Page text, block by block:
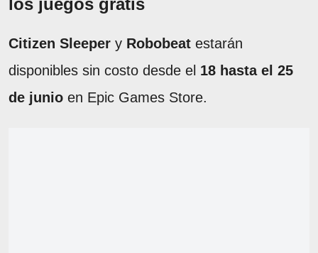
Citizen Sleeper y Robobeat estarán
disponibles sin costo desde el 18 hasta el 25
de junio en Epic Games Store.